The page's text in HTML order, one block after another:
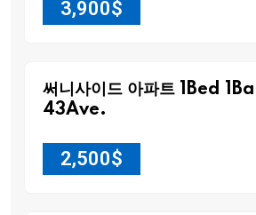
3,900$
써니사이드 아파트 1Bed
43Ave.
2,500$